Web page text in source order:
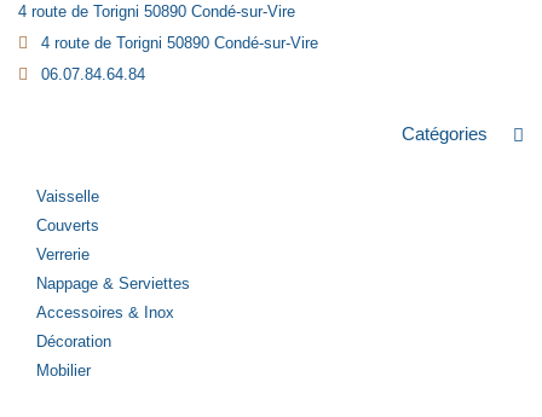
4 route de Torigni 50890 Condé-sur-Vire
4 route de Torigni 50890 Condé-sur-Vire
06.07.84.64.84
Catégories
Vaisselle
Couverts
Verrerie
Nappage & Serviettes
Accessoires & Inox
Décoration
Mobilier